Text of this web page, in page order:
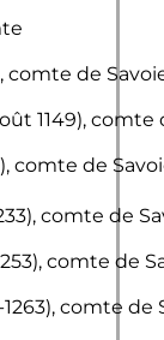
comte de
1149), comte
comte de
comte de
comte de
1263), comte